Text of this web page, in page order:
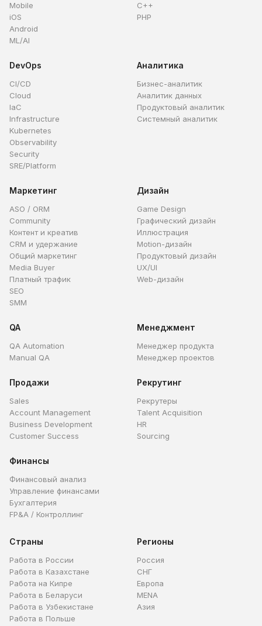
Mobile
iOS
Android
ML/AI
C++
PHP
DevOps
CI/CD
Cloud
IaC
Infrastructure
Kubernetes
Observability
Security
SRE/Platform
Аналитика
Бизнес-аналитик
Аналитик данных
Продуктовый аналитик
Системный аналитик
Маркетинг
ASO / ORM
Community
Контент и креатив
CRM и удержание
Общий маркетинг
Media Buyer
Платный трафик
SEO
SMM
Дизайн
Game Design
Графический дизайн
Иллюстрация
Motion-дизайн
Продуктовый дизайн
UX/UI
Web-дизайн
QA
QA Automation
Manual QA
Менеджмент
Менеджер продукта
Менеджер проектов
Продажи
Sales
Account Management
Business Development
Customer Success
Рекрутинг
Рекрутеры
Talent Acquisition
HR
Sourcing
Финансы
Финансовый анализ
Управление финансами
Бухгалтерия
FP&A / Контроллинг
Страны
Работа в России
Работа в Казахстане
Работа на Кипре
Работа в Беларуси
Работа в Узбекистане
Работа в Польше
Регионы
Россия
СНГ
Европа
MENA
Азия